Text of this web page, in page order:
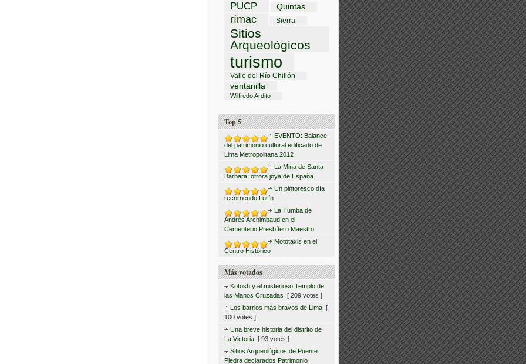
PUCP Quintas
rímac Sierra
Sitios
Arqueológicos
turismo
Valle del Río Chillón
ventanilla
Wilfredo Ardito
Top 5
EVENTO: Balance
del patrimonio cultural edificado de
Lima Metropolitana 2012
La Mina de Santa
Barbara: otrora joya de España
Un pintoresco día
recorriendo Lurín
La Tumba de
Andrés Archimbaud en el
Cementerio Presbítero Maestro
Mototaxis en el
Centro Histórico
Más votados
Kotosh y el misterioso Templo de
las Manos Cruzadas [ 209 votes ]
Los barrios más bravos de Lima [
100 votes ]
Una breve historia del distrito de
La Victoria [ 93 votes ]
Sitios Arqueológicos de Puente
Piedra declarados Patrimonio